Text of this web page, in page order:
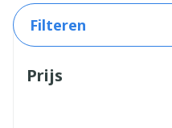
Filteren
Prijs